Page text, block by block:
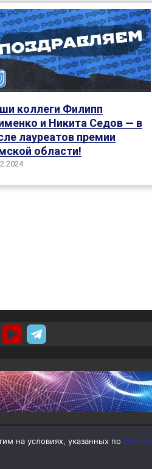
коллеги Филипп
и Никита Седов — в
лауреатов премии
области!
на условиях, указанных по ссылке